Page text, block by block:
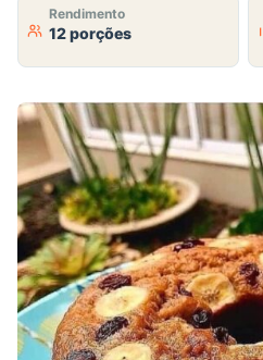
Rendimento
12 porções